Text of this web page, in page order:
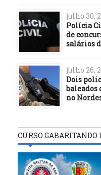
DESTAQUES
08/08/18
Pauta da Sessão da
de Ilhéus desta quarta-
08/08/2018
julho 30,
Polícia
de
salários
julho 26,
Dois
baleados
no
CURSO